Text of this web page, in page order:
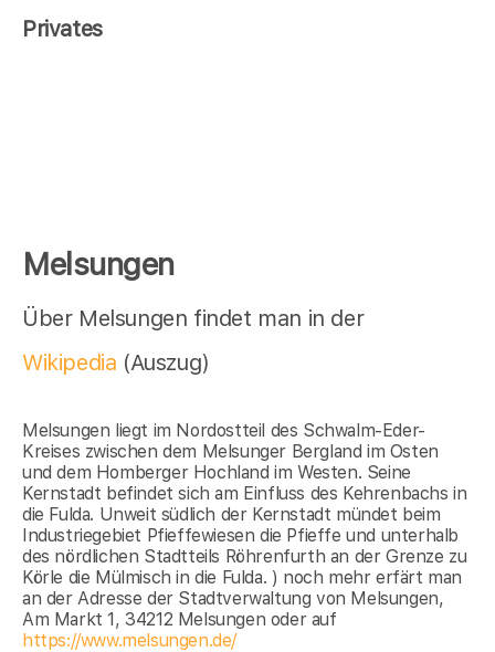
Privates
Melsungen
Über Melsungen findet man in der
Wikipedia (Auszug)
Melsungen liegt im Nordostteil des Schwalm-Eder-
Kreises zwischen dem Melsunger Bergland im Osten
und dem Homberger Hochland im Westen. Seine
Kernstadt befindet sich am Einfluss des Kehrenbachs in
die Fulda. Unweit südlich der Kernstadt mündet beim
Industriegebiet Pfieffewiesen die Pfieffe und unterhalb
des nördlichen Stadtteils Röhrenfurth an der Grenze zu
Körle die Mülmisch in die Fulda. ) noch mehr erfärt man
an der Adresse der Stadtverwaltung von Melsungen,
Am Markt 1, 34212 Melsungen oder auf
https://www.melsungen.de/